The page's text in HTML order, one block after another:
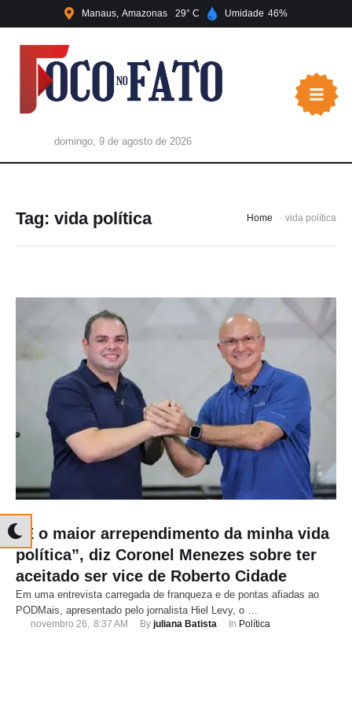
Manaus Amazonas 29 Umidade 46
domingo, 9 de agosto de 2026
Tag: vida política Home vida política
“É o maior arrependimento da minha vida
política”, diz Coronel Menezes sobre ter
aceitado ser vice de Roberto Cidade
Em uma entrevista carregada de franqueza e de pontas afiadas ao
PODMais, apresentado pelo jornalista Hiel Levy, o …
novembro 26, 8:37 AM By juliana Batista In Política